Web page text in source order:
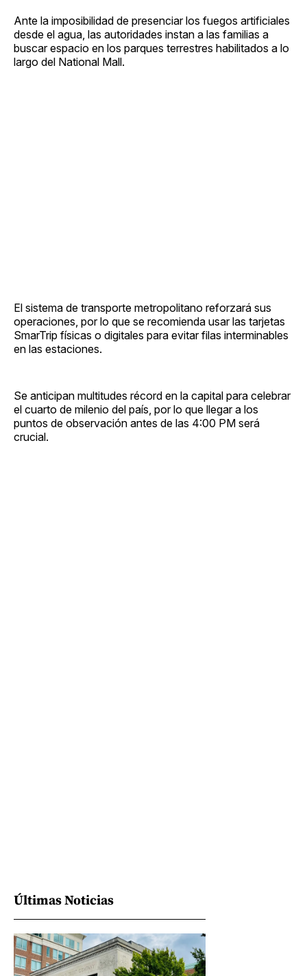
Ante la imposibilidad de presenciar los fuegos artificiales
desde el agua, las autoridades instan a las familias a
buscar espacio en los parques terrestres habilitados a lo
largo del National Mall.
El sistema de transporte metropolitano reforzará sus
operaciones, por lo que se recomienda usar las tarjetas
SmarTrip físicas o digitales para evitar filas interminables
en las estaciones.
Se anticipan multitudes récord en la capital para celebrar
el cuarto de milenio del país, por lo que llegar a los
puntos de observación antes de las 4:00 PM será
crucial.
Últimas Noticias